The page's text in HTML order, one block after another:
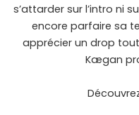
s’attarder sur l’intro ni
encore parfaire sa
apprécier un drop
Kægan